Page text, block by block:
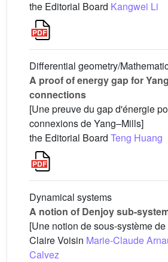
the Editorial Board Kangwei Li
Differential geometry/
A proof of energy gap for
connections
[Une preuve du gap d'énergie
connexions de Yang–Mills]
the Editorial Board Teng Huang
Dynamical systems
A notion of Denjoy sub-
[Une notion de sous-système
Claire Voisin Marie-Claude
Calvez